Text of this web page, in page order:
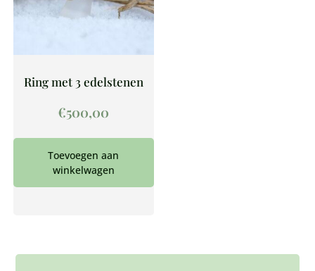
Ring met 3 edelstenen
€500,00
Toevoegen aan
winkelwagen